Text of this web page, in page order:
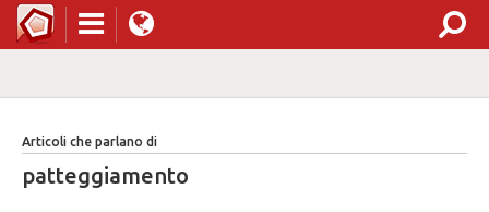
Articoli che parlano di
patteggiamento